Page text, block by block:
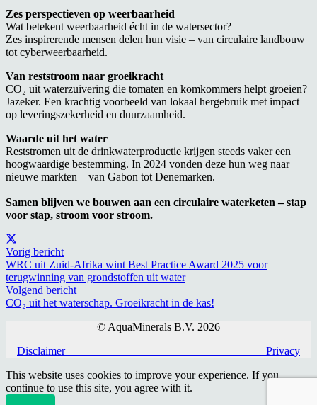
Zes perspectieven op weerbaarheid
Wat betekent weerbaarheid écht in de watersector?
Zes inspirerende mensen delen hun visie – van circulaire landbouw
tot cyberweerbaarheid.
Van reststroom naar groeikracht
CO₂ uit waterzuivering die tomaten en komkommers helpt groeien?
Jazeker. Een krachtig voorbeeld van lokaal hergebruik met impact
op leveringszekerheid en duurzaamheid.
Waarde uit het water
Reststromen uit de drinkwaterproductie krijgen steeds vaker een
hoogwaardige bestemming. In 2024 vonden deze hun weg naar
nieuwe markten – van Gabon tot Denemarken.
Samen blijven we bouwen aan een circulaire waterketen – stap
voor stap, stroom voor stroom.
Vorig bericht
WRC uit Zuid-Afrika wint Best Practice Award 2025 voor
terugwinning van grondstoffen uit water
Volgend bericht
CO₂ uit het waterschap. Groeikracht in de kas!
© AquaMinerals B.V. 2026
Disclaimer Privacy
This website uses cookies to improve your experience. If you
continue to use this site, you agree with it.